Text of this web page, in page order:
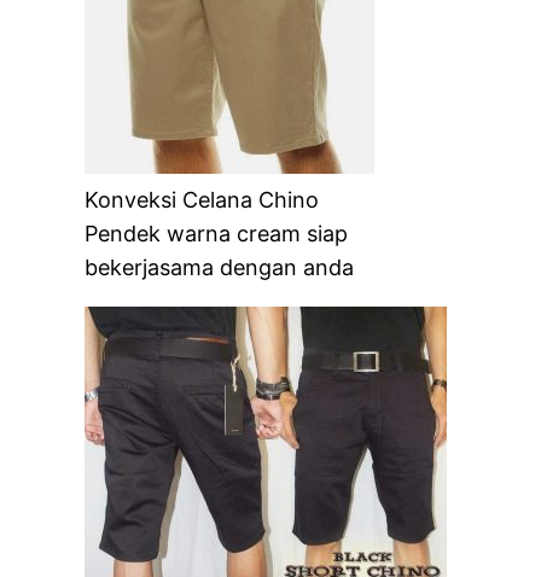
Konveksi Celana Chino
Pendek warna cream siap
bekerjasama dengan anda